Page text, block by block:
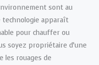
sont au
apparaît
pour chauffer ou
soyez propriétaire d’une
les rouages de